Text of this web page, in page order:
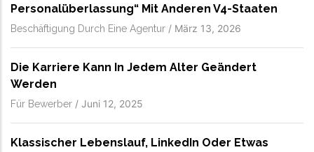
Personalüberlassung“ Mit Anderen V4-Staaten
Beschäftigung Durch Eine Agentur / März 13, 2026
Die Karriere Kann In Jedem Alter Geändert
Werden
Für Bewerber / Juni 12, 2025
Klassischer Lebenslauf, LinkedIn Oder Etwas